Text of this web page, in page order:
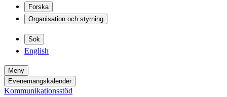
Forska
Organisation och styrning
Sök
English
Meny
Evenemangskalender
Kommunikationsstöd